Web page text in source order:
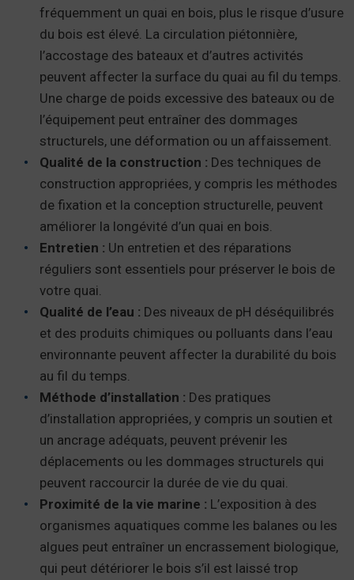
fréquemment un quai en bois, plus le risque d’usure
du bois est élevé. La circulation piétonnière,
l’accostage des bateaux et d’autres activités
peuvent affecter la surface du quai au fil du temps.
Une charge de poids excessive des bateaux ou de
l’équipement peut entraîner des dommages
structurels, une déformation ou un affaissement.
Qualité de la construction : Des techniques de
construction appropriées, y compris les méthodes
de fixation et la conception structurelle, peuvent
améliorer la longévité d’un quai en bois.
Entretien : Un entretien et des réparations
réguliers sont essentiels pour préserver le bois de
votre quai.
Qualité de l’eau : Des niveaux de pH déséquilibrés
et des produits chimiques ou polluants dans l’eau
environnante peuvent affecter la durabilité du bois
au fil du temps.
Méthode d’installation : Des pratiques
d’installation appropriées, y compris un soutien et
un ancrage adéquats, peuvent prévenir les
déplacements ou les dommages structurels qui
peuvent raccourcir la durée de vie du quai.
Proximité de la vie marine : L’exposition à des
organismes aquatiques comme les balanes ou les
algues peut entraîner un encrassement biologique,
qui peut détériorer le bois s’il est laissé trop